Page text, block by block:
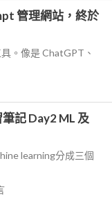
管理網站，終於
。像是 ChatGPT、
記 Day2 ML 及
learning分成三個